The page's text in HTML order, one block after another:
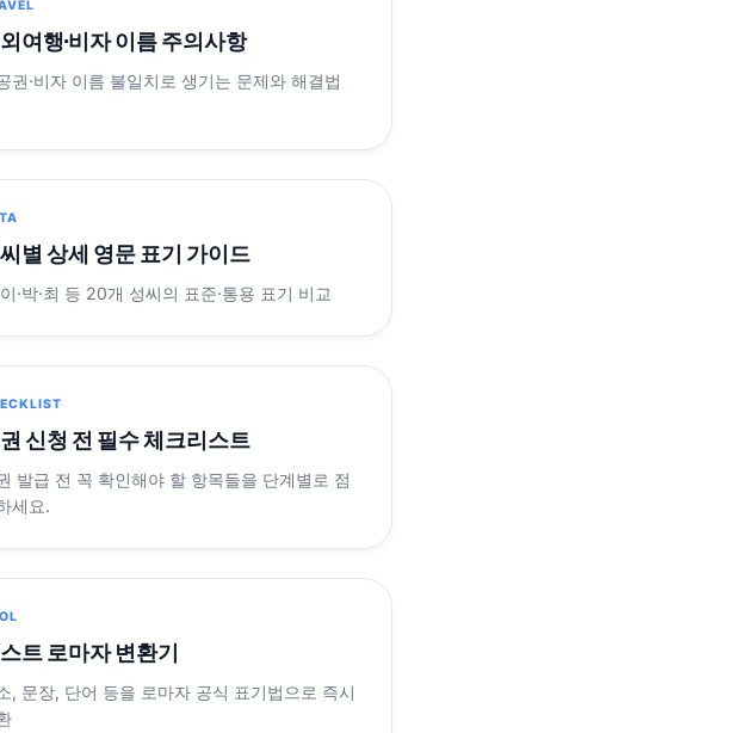
여행·비자 이름 주의사항
권·비자 이름 불일치로 생기는 문제와 해결법
별 상세 영문 표기 가이드
이·박·최 등 20개 성씨의 표준·통용 표기 비교
신청 전 필수 체크리스트
발급 전 꼭 확인해야 할 항목들을 단계별로 점
세요.
트 로마자 변환기
, 문장, 단어 등을 로마자 공식 표기법으로 즉시